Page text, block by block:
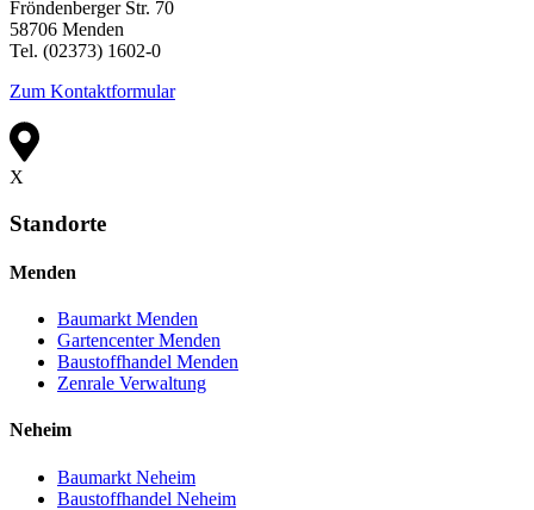
Fröndenberger Str. 70
58706 Menden
Tel. (02373) 1602-0
Zum Kontaktformular
X
Standorte
Menden
Baumarkt Menden
Gartencenter Menden
Baustoffhandel Menden
Zenrale Verwaltung
Neheim
Baumarkt Neheim
Baustoffhandel Neheim